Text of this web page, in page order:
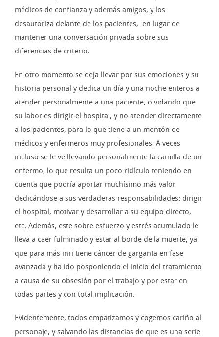
médicos de confianza y además amigos, y los
desautoriza delante de los pacientes, en lugar de
mantener una conversación privada sobre sus
diferencias de criterio.
En otro momento se deja llevar por sus emociones y su
historia personal y dedica un día y una noche enteros a
atender personalmente a una paciente, olvidando que
su labor es dirigir el hospital, y no atender directamente
a los pacientes, para lo que tiene a un montón de
médicos y enfermeros muy profesionales. A veces
incluso se le ve llevando personalmente la camilla de un
enfermo, lo que resulta un poco ridículo teniendo en
cuenta que podría aportar muchísimo más valor
dedicándose a sus verdaderas responsabilidades: dirigir
el hospital, motivar y desarrollar a su equipo directo,
etc. Además, este sobre esfuerzo y estrés acumulado le
lleva a caer fulminado y estar al borde de la muerte, ya
que para más inri tiene cáncer de garganta en fase
avanzada y ha ido posponiendo el inicio del tratamiento
a causa de su obsesión por el trabajo y por estar en
todas partes y con total implicación.
Evidentemente, todos empatizamos y cogemos cariño al
personaje, y salvando las distancias de que es una serie